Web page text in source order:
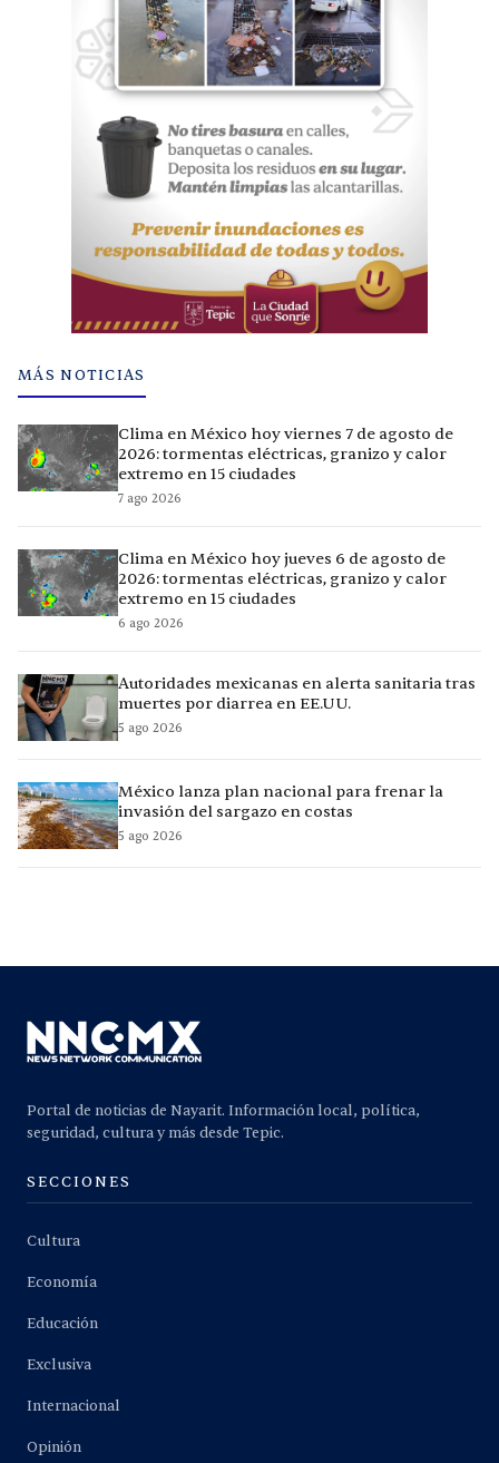
MÁS NOTICIAS
Clima en México hoy viernes 7 de agosto de
2026: tormentas eléctricas, granizo y calor
extremo en 15 ciudades
7 ago 2026
Clima en México hoy jueves 6 de agosto de
2026: tormentas eléctricas, granizo y calor
extremo en 15 ciudades
6 ago 2026
Autoridades mexicanas en alerta sanitaria tras
muertes por diarrea en EE.UU.
5 ago 2026
México lanza plan nacional para frenar la
invasión del sargazo en costas
5 ago 2026
Portal de noticias de Nayarit. Información local, política,
seguridad, cultura y más desde Tepic.
SECCIONES
Cultura
Economía
Educación
Exclusiva
Internacional
Opinión